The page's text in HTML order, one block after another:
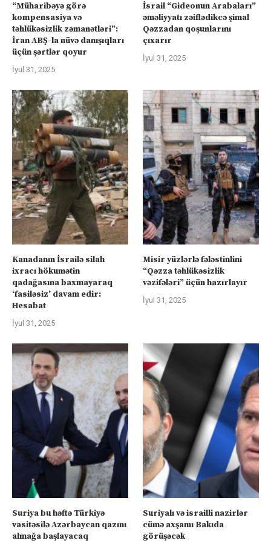
“Müharibəyə görə
kompensasiya və
təhlükəsizlik zəmanətləri”:
İran ABŞ-la nüvə danışıqları
üçün şərtlər qoyur
İyul 31, 2025
İsrail “Gideonun Arabaları”
əməliyyatı zəiflədikcə şimal
Qəzzadan qoşunlarını
çıxarır
İyul 31, 2025
Kanadanın İsrailə silah
ixracı hökumətin
qadağasına baxmayaraq
‘fasiləsiz’ davam edir:
Hesabat
İyul 31, 2025
Misir yüzlərlə fələstinlini
“Qəzza təhlükəsizlik
vəzifələri” üçün hazırlayır
İyul 31, 2025
Suriya bu həftə Türkiyə
vasitəsilə Azərbaycan qazını
almağa başlayacaq
Suriyalı və israilli nazirlər
cümə axşamı Bakıda
görüşəcək